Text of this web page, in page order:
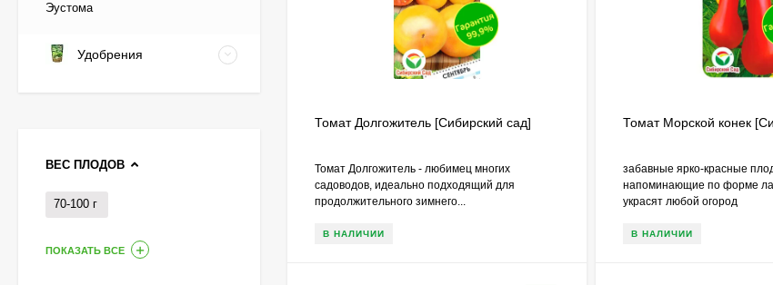
Томат Долгожитель [Сибирский сад]
Томат​ Долгожитель - любимец многих
садоводов, идеально подходящий для
продолжительного зимнего...
В НАЛИЧИИ
Томат Морской конек
забавные ярко-красные
напоминающие по форме
украсят любой огород
В НАЛИЧИИ
Эустома
Удобрения
ВЕС ПЛОДОВ
70-100 г
ПОКАЗАТЬ ВСЕ